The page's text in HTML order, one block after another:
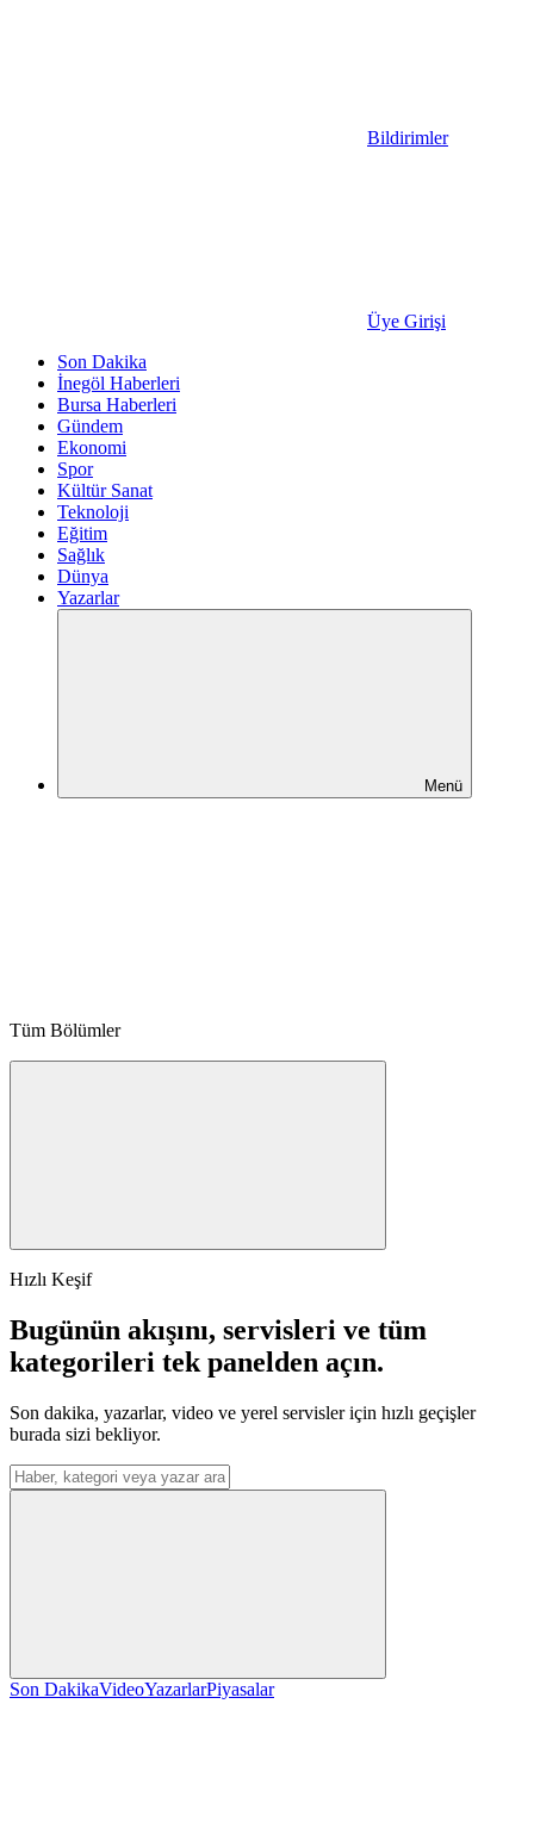
Bildirimler
Üye Girişi
Son Dakika
İnegöl Haberleri
Bursa Haberleri
Gündem
Ekonomi
Spor
Kültür Sanat
Teknoloji
Eğitim
Sağlık
Dünya
Yazarlar
Menü
Tüm Bölümler
Hızlı Keşif
Bugünün akışını, servisleri ve tüm
kategorileri tek panelden açın.
Son dakika, yazarlar, video ve yerel servisler için hızlı geçişler
burada sizi bekliyor.
Menüden arama yap
Son DakikaVideoYazarlarPiyasalar